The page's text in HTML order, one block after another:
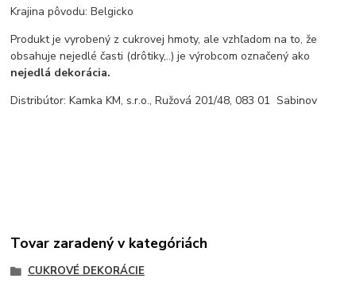
Krajina pôvodu: Belgicko
Produkt je vyrobený z cukrovej hmoty, ale vzhľadom na to, že
obsahuje nejedlé časti (drôtiky,..) je výrobcom označený ako
nejedlá dekorácia.
Distribútor: Kamka KM, s.r.o., Ružová 201/48, 083 01 Sabinov
Tovar zaradený v kategóriách
CUKROVÉ DEKORÁCIE